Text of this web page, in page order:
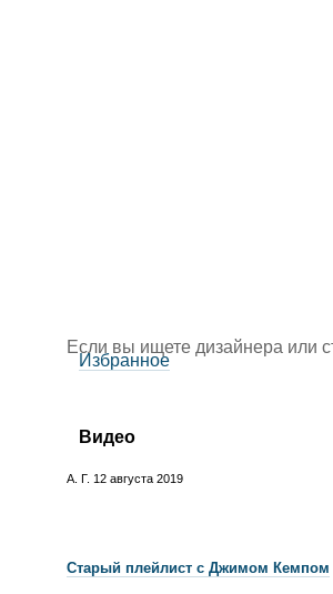
Если вы ищете дизайнера или
Избранное
Видео
А. Г. 12 августа 2019
Старый плейлист с Джимом Кемпом